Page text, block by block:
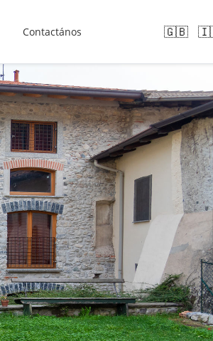
Contactános 🇬🇧